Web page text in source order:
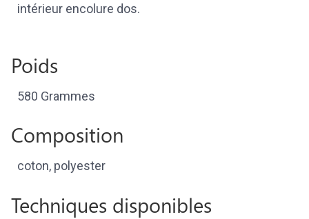
intérieur encolure dos.
Poids
580 Grammes
Composition
coton, polyester
Techniques disponibles